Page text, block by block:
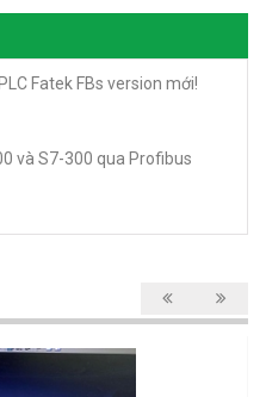
Fatek FBs version mới!
và S7-300 qua Profibus